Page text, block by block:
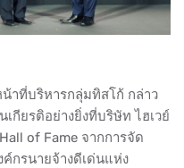
าที่บริหารกลุ่มทิสโก้ กล่าว
กียรติอย่างยิ่งที่บริษัท ไฮเวย์
of Fame จากการจัด
กรนายจ้างดีเด่นแห่ง